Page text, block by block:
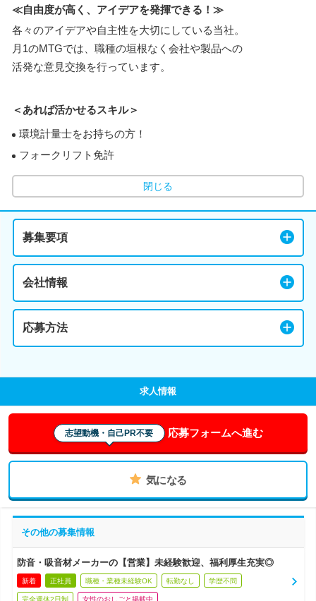
≪自由度が高く、アイデアを発揮できる！≫
各々のアイデアや自主性を大切にしている当社。
月1のMTGでは、職種の垣根なく会社や製品への
活発な意見交換を行っています。
＜あれば活かせるスキル＞
環境計量士をお持ちの方！
フォークリフト免許
閉じる
募集要項
会社情報
応募方法
求人情報
志望動機・自己PR不要 応募フォームへ進む
気になる
その他の募集情報
防音・吸音材メーカーの【営業】未経験歓迎、福利厚生充実◎
新着 正社員 職種・業種未経験OK 転勤なし 学歴不問
完全週休2日制 女性のおしごと掲載中